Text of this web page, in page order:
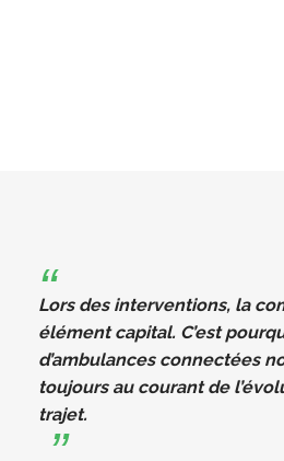
Lors des interventions, la
élément capital. C’est
d’ambulances connectées
toujours au courant de
trajet.